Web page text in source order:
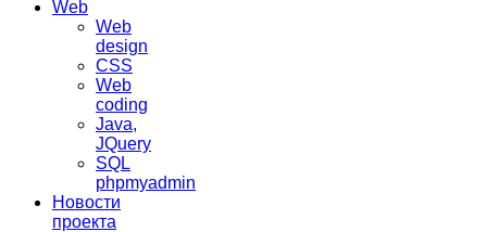
Web
Web
design
CSS
Web
coding
Java,
JQuery
SQL
phpmyadmin
Новости
проекта